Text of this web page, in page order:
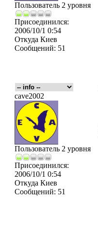
Пользователь 2 уровня
Присоединился:
2006/10/1 0:54
Откуда Киев
Сообщений: 51
cave2002
Пользователь 2 уровня
Присоединился:
2006/10/1 0:54
Откуда Киев
Сообщений: 51